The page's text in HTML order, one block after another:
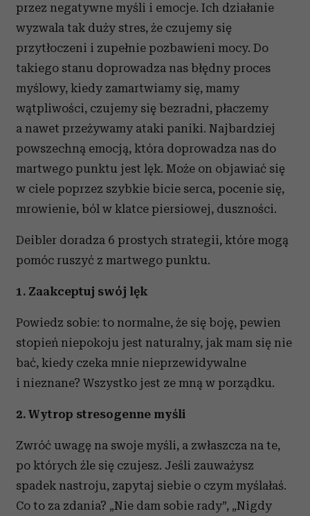
przez negatywne myśli i emocje. Ich działanie
wyzwala tak duży stres, że czujemy się
przytłoczeni i zupełnie pozbawieni mocy. Do
takiego stanu doprowadza nas błędny proces
myślowy, kiedy zamartwiamy się, mamy
wątpliwości, czujemy się bezradni, płaczemy
a nawet przeżywamy ataki paniki. Najbardziej
powszechną emocją, która doprowadza nas do
martwego punktu jest lęk. Może on objawiać się
w ciele poprzez szybkie bicie serca, pocenie się,
mrowienie, ból w klatce piersiowej, duszności.
Deibler doradza 6 prostych strategii, które mogą
pomóc ruszyć z martwego punktu.
1. Zaakceptuj swój lęk
Powiedz sobie: to normalne, że się boję, pewien
stopień niepokoju jest naturalny, jak mam się nie
bać, kiedy czeka mnie nieprzewidywalne
i nieznane? Wszystko jest ze mną w porządku.
2. Wytrop stresogenne myśli
Zwróć uwagę na swoje myśli, a zwłaszcza na te,
po których źle się czujesz. Jeśli zauważysz
spadek nastroju, zapytaj siebie o czym myślałaś.
Co to za zdania? „Nie dam sobie rady”, „Nigdy